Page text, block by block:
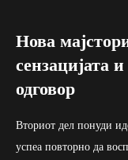
Нова
сензацијата
одговор
Вториот дел понуди
успеа повторно да